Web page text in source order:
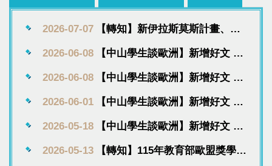
2026-07-07
【轉知】新伊拉斯莫斯計畫、居
說明會
2026-06-08
【中山學生談歐洲】新增好文 低
時隨手種下的夢想國度
2026-06-08
【中山學生談歐洲】新增好文 低
時的夢想國度
2026-06-01
【中山學生談歐洲】新增好文 從
後學會前行
2026-05-18
【中山學生談歐洲】新增好文 優
維碰撞化為破繭的自由
2026-05-13
【轉知】115年教育部歐盟獎學金